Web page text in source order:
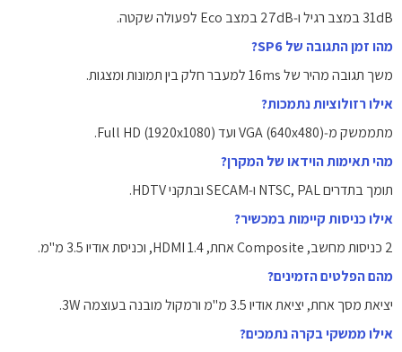
‎31dB‎ במצב רגיל ו‑‎27dB‎ במצב Eco לפעולה שקטה.
מהו זמן התגובה של SP6?
משך תגובה מהיר של ‎16ms‎ למעבר חלק בין תמונות ומצגות.
אילו רזולוציות נתמכות?
מתממשק מ‑VGA ‎(640x480)‎ ועד ‎Full HD (1920x1080)‎.
מהי תאימות הוידאו של המקרן?
תומך בתדרים NTSC, PAL ו‑SECAM ובתקני HDTV.
אילו כניסות קיימות במכשיר?
‎2‎ כניסות מחשב, Composite אחת, HDMI 1.4, וכניסת אודיו ‎3.5‎ מ"מ.
מהם הפלטים הזמינים?
יציאת מסך אחת, יציאת אודיו ‎3.5‎ מ"מ ורמקול מובנה בעוצמה ‎3W‎.
אילו ממשקי בקרה נתמכים?